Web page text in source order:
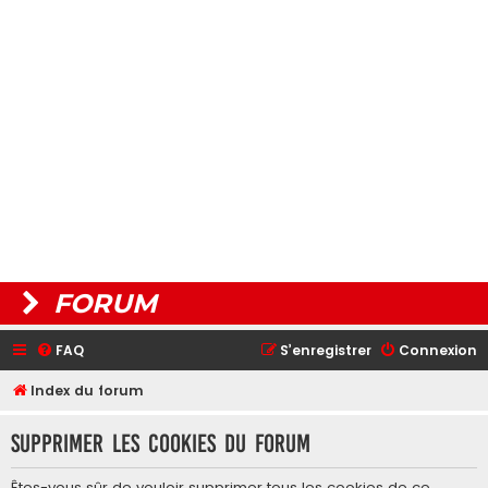
FORUM
FAQ Connexion
S’enregistrer
Index du forum
Supprimer les cookies du forum